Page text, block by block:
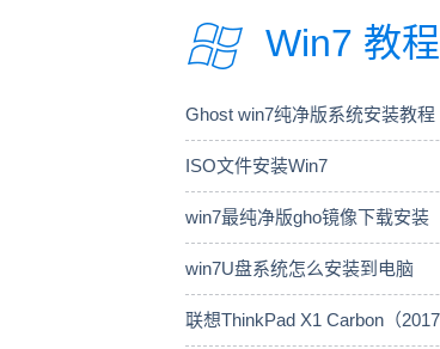
Win7 教程
Ghost win7纯净版系统安装教程
ISO文件安装Win7
win7最纯净版gho镜像下载安装
win7U盘系统怎么安装到电脑